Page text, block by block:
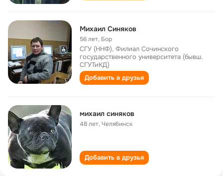
Михаил Синяков
56 лет, Бор
СГУ (ННФ), Филиал Сочинского
государственного университета (бывш.
СГУТиКД)
Добавить в друзья
михаил синяков
48 лет,Челябинск
Добавить в друзья